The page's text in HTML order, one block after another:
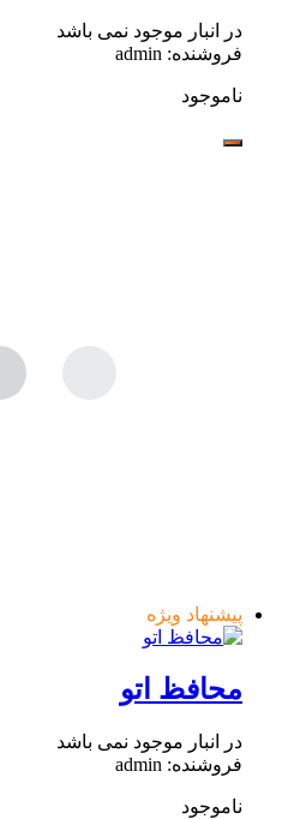
در انبار موجود نمی باشد
فروشنده: admin
ناموجود
پیشنهاد ویژه
محافظ اتو
در انبار موجود نمی باشد
فروشنده: admin
ناموجود